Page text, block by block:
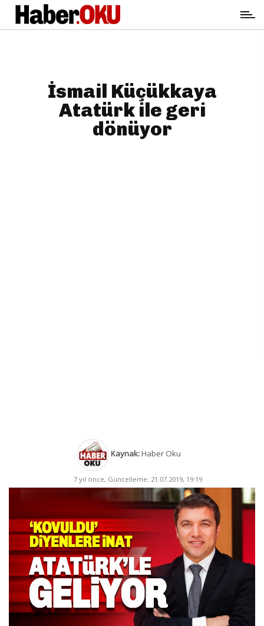
İsmail Küçükkaya
Atatürk ile geri
dönüyor
Kaynak:Haber Oku
7 yıl önce, Güncelleme: 21.07.2019, 19:19